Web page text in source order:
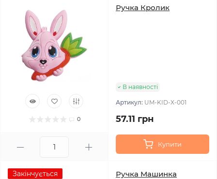
0
Ручка Кролик
В наявності
Артикул: UM-KID-X-001
57.11 грн
Купити
Закінчується Ручка Машинка